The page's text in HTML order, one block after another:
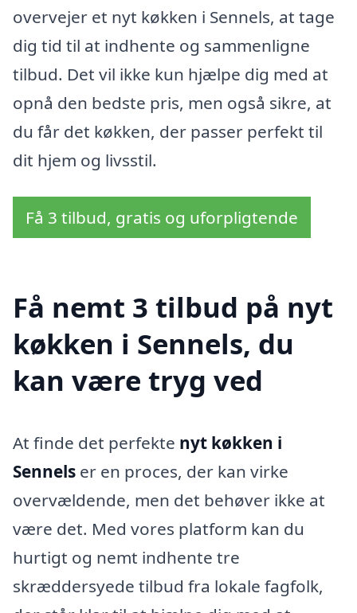
overvejer et nyt køkken i Sennels, at tage
dig tid til at indhente og sammenligne
tilbud. Det vil ikke kun hjælpe dig med at
opnå den bedste pris, men også sikre, at
du får det køkken, der passer perfekt til
dit hjem og livsstil.
Få 3 tilbud, gratis og uforpligtende
Få nemt 3 tilbud på nyt
køkken i Sennels, du
kan være tryg ved
At finde det perfekte nyt køkken i
Sennels er en proces, der kan virke
overvældende, men det behøver ikke at
være det. Med vores platform kan du
hurtigt og nemt indhente tre
skræddersyede tilbud fra lokale fagfolk,